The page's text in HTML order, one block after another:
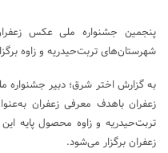
شهرستان‌های تربت‌حیدریه و زاوه
به گزارش اختر شرق؛ دبیر
زعفران باهدف معرفی زعفران
تربت‌حیدریه و زاوه محصول پایه
زعفران برگزار می‌شود.